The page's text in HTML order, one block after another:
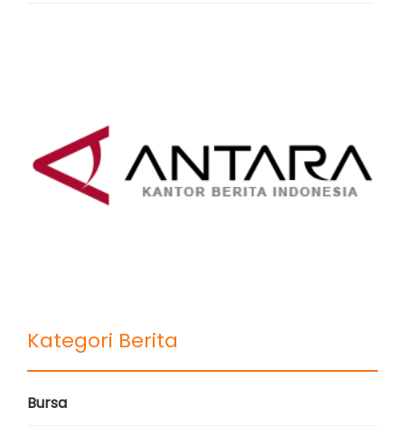
Kategori Berita
Bursa